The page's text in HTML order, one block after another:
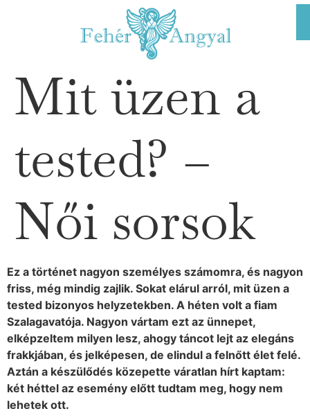
Mit üzen a
tested? –
Női sorsok
Ez a történet nagyon személyes számomra, és nagyon
friss, még mindig zajlik. Sokat elárul arról, mit üzen a
tested bizonyos helyzetekben. A héten volt a fiam
Szalagavatója. Nagyon vártam ezt az ünnepet,
elképzeltem milyen lesz, ahogy táncot lejt az elegáns
frakkjában, és jelképesen, de elindul a felnőtt élet felé.
Aztán a készülődés közepette váratlan hírt kaptam:
két héttel az esemény előtt tudtam meg, hogy nem
lehetek ott.